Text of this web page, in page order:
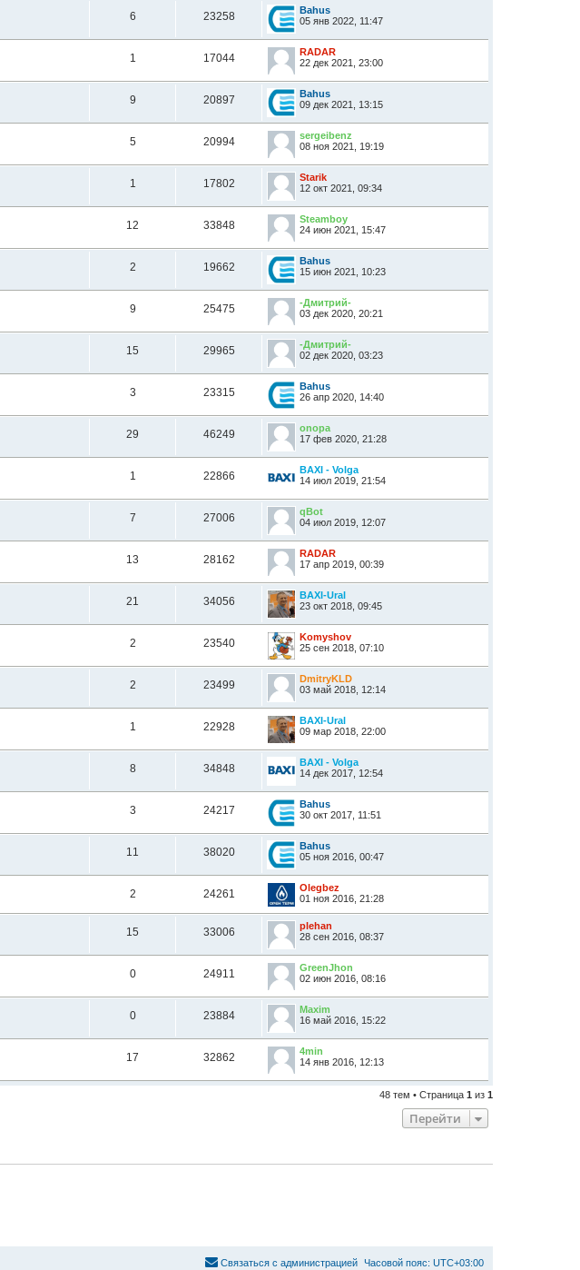
6 23258
Bahus
05 янв 2022, 11:47
1 17044
RADAR
22 дек 2021, 23:00
9 20897
Bahus
09 дек 2021, 13:15
5 20994
sergeibenz
08 ноя 2021, 19:19
1 17802
Starik
12 окт 2021, 09:34
12 33848
Steamboy
24 июн 2021, 15:47
2 19662
Bahus
15 июн 2021, 10:23
9 25475
-Дмитрий-
03 дек 2020, 20:21
15 29965
-Дмитрий-
02 дек 2020, 03:23
3 23315
Bahus
26 апр 2020, 14:40
29 46249
onopa
17 фев 2020, 21:28
1 22866
BAXI - Volga
14 июл 2019, 21:54
7 27006
qBot
04 июл 2019, 12:07
13 28162
RADAR
17 апр 2019, 00:39
21 34056
BAXI-Ural
23 окт 2018, 09:45
2 23540
Komyshov
25 сен 2018, 07:10
2 23499
DmitryKLD
03 май 2018, 12:14
1 22928
BAXI-Ural
09 мар 2018, 22:00
8 34848
BAXI - Volga
14 дек 2017, 12:54
3 24217
Bahus
30 окт 2017, 11:51
11 38020
Bahus
05 ноя 2016, 00:47
2 24261
Olegbez
01 ноя 2016, 21:28
15 33006
plehan
28 сен 2016, 08:37
0 24911
GreenJhon
02 июн 2016, 08:16
0 23884
Maxim
16 май 2016, 15:22
17 32862
4min
14 янв 2016, 12:13
48 тем • Страница 1 из 1
Перейти
Часовой пояс: UTC+03:00
Связаться с администрацией